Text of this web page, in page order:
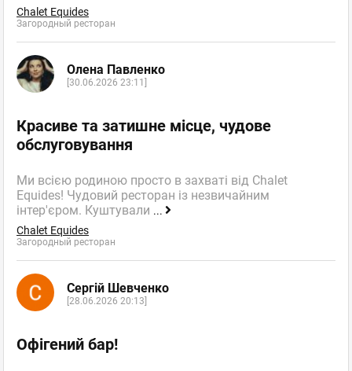
Chalet Equides
Загородный ресторан
Олена Павленко
[30.06.2026 23:11]
Красиве та затишне місце, чудове
обслуговування
Ми всією родиною просто в захваті від Chalet
Equides! Чудовий ресторан із незвичайним
інтер'єром. Куштували ...
Chalet Equides
Загородный ресторан
Сергій Шевченко
[28.06.2026 20:13]
Офігений бар!